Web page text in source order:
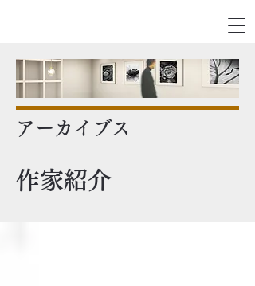
アーカイブス
作家紹介